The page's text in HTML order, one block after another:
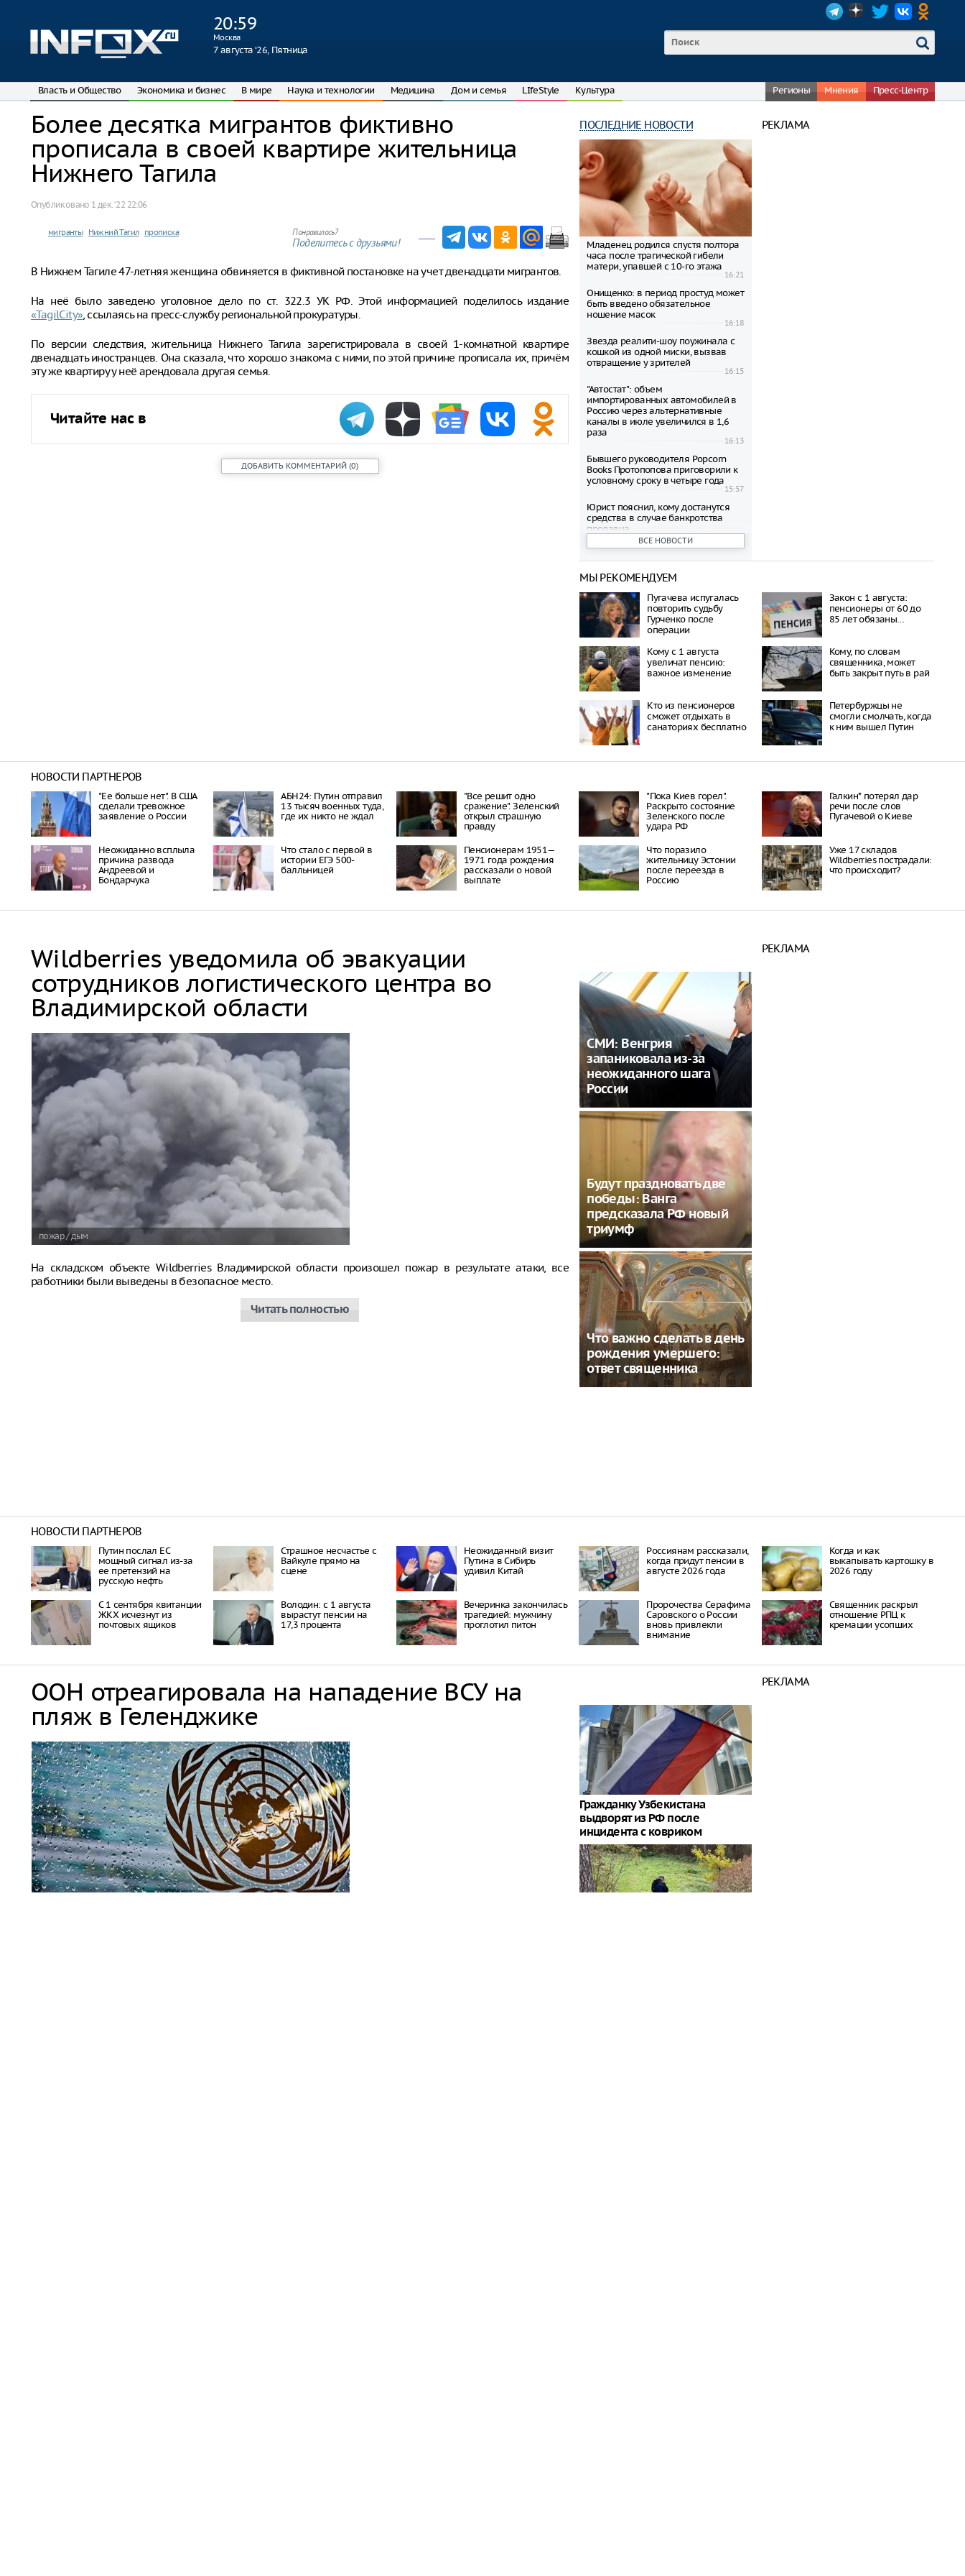
20:59
Москва
7 августа ‘26, Пятница
Власть и Общество Экономика и бизнес В мире Наука и технологии Медицина Дом и семья LIfeStyle Культура Регионы Мнения Пресс-Центр
Более десятка мигрантов фиктивно
прописала в своей квартире жительница
Нижнего Тагила
Опубликовано 1 дек. ‘22 22:06
мигранты Нижний Тагил прописка Понравилось?
Поделитесь с друзьями!
В Нижнем Тагиле 47-летняя женщина обвиняется в фиктивной постановке на учет двенадцати мигрантов.
На неё было заведено уголовное дело по ст. 322.3 УК РФ. Этой информацией поделилось издание
«TagilCity», ссылаясь на пресс-службу региональной прокуратуры.
По версии следствия, жительница Нижнего Тагила зарегистрировала в своей 1-комнатной квартире
двенадцать иностранцев. Она сказала, что хорошо знакома с ними, по этой причине прописала их, причём
эту же квартиру у неё арендовала другая семья.
Читайте нас в
ДОБАВИТЬ КОММЕНТАРИЙ (0)
ПОСЛЕДНИЕ НОВОСТИ
Младенец родился спустя полтора
часа после трагической гибели
матери, упавшей с 10-го этажа
16:21
Онищенко: в период простуд может
быть введено обязательное
ношение масок
16:18
Звезда реалити-шоу поужинала с
кошкой из одной миски, вызвав
отвращение у зрителей
16:15
"Автостат": объем
импортированных автомобилей в
Россию через альтернативные
каналы в июле увеличился в 1,6
раза
16:13
Бывшего руководителя Popcorn
Books Протопопова приговорили к
условному сроку в четыре года
15:57
Юрист пояснил, кому достанутся
средства в случае банкротства
продавца
15:56
пройдет в России
Предложили сократить рабочий
день из-за необычной жары
Метро Москвы стало восьмым
чудом света по мнению
зарубежного политика
15:44
В Южно-Сахалинске пойман
подросток, напавший на девочку в
подъезде
15:42
По данным Минпромторга, объем
параллельного импорта остается
на уровне 1,7 миллиарда долларов
В Казани на месте парка
развлечений «Кырлай» возведут
мечеть
ВСЕ НОВОСТИ
РЕКЛАМА
МЫ РЕКОМЕНДУЕМ
Пугачева испугалась
повторить судьбу
Гурченко после
операции
Закон с 1 августа:
пенсионеры от 60 до
85 лет обязаны…
Кому с 1 августа
увеличат пенсию:
важное изменение
Кому, по словам
священника, может
быть закрыт путь в рай
Кто из пенсионеров
сможет отдыхать в
санаториях бесплатно
Петербуржцы не
смогли смолчать, когда
к ним вышел Путин
НОВОСТИ ПАРТНЕРОВ
"Ее больше нет". В США
сделали тревожное
заявление о России
АБН24: Путин отправил
13 тысяч военных туда,
где их никто не ждал
"Все решит одно
сражение". Зеленский
открыл страшную
правду
"Пока Киев горел".
Раскрыто состояние
Зеленского после
удара РФ
Галкин* потерял дар
речи после слов
Пугачевой о Киеве
Неожиданно всплыла
причина развода
Андреевой и
Бондарчука
Что стало с первой в
истории ЕГЭ 500-
балльницей
Пенсионерам 1951—
1971 года рождения
рассказали о новой
выплате
Что поразило
жительницу Эстонии
после переезда в
Россию
Уже 17 складов
Wildberries пострадали:
что происходит?
Wildberries уведомила об эвакуации
сотрудников логистического центра во
Владимирской области
пожар / дым
На складском объекте Wildberries Владимирской области произошел пожар в результате атаки, все
работники были выведены в безопасное место.
Читать полностью
СМИ: Венгрия
запаниковала из-за
неожиданного шага
России
Будут праздновать две
победы: Ванга
предсказала РФ новый
триумф
Что важно сделать в день
рождения умершего:
ответ священника
РЕКЛАМА
НОВОСТИ ПАРТНЕРОВ
Путин послал ЕС
мощный сигнал из-за
ее претензий на
русскую нефть
Страшное несчастье с
Вайкуле прямо на
сцене
Неожиданный визит
Путина в Сибирь
удивил Китай
Россиянам рассказали,
когда придут пенсии в
августе 2026 года
Когда и как
выкапывать картошку в
2026 году
С 1 сентября квитанции
ЖКХ исчезнут из
почтовых ящиков
Володин: с 1 августа
вырастут пенсии на
17,3 процента
Вечеринка закончилась
трагедией: мужчину
проглотил питон
Пророчества Серафима
Саровского о России
вновь привлекли
внимание
Священник раскрыл
отношение РПЦ к
кремации усопших
ООН отреагировала на нападение ВСУ на
пляж в Геленджике
Гражданку Узбекистана
выдворят из РФ после
инцидента с ковриком
РЕКЛАМА